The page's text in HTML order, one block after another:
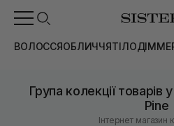
ВОЛОССЯОБЛИЧЧЯТІЛОДІМ
Група колекції товарів
Pine
Інтернет магазин